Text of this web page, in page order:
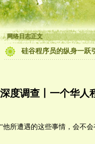
网络日志正文
硅谷程序员的纵身一跃
深度调查丨一个华人
“他所遭遇的这些事情，会不